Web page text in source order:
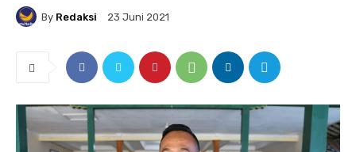
By Redaksi 23 Juni 2021